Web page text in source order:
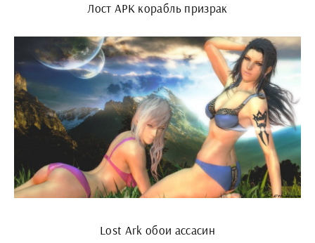
Лост АРК корабль призрак
Lost Ark обои ассасин